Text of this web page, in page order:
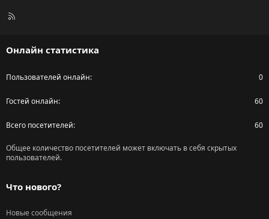
R
Онлайн статистика
Пользователей онлайн 0
Гостей онлайн 60
Всего посетителей 60
Общее количество посетителей может включать в себя скрытых
пользователей.
Что нового?
Новые сообщения